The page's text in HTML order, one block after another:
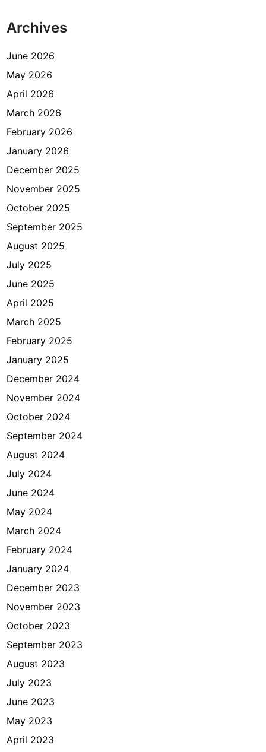
Archives
June 2026
May 2026
April 2026
March 2026
February 2026
January 2026
December 2025
November 2025
October 2025
September 2025
August 2025
July 2025
June 2025
April 2025
March 2025
February 2025
January 2025
December 2024
November 2024
October 2024
September 2024
August 2024
July 2024
June 2024
May 2024
March 2024
February 2024
January 2024
December 2023
November 2023
October 2023
September 2023
August 2023
July 2023
June 2023
May 2023
April 2023